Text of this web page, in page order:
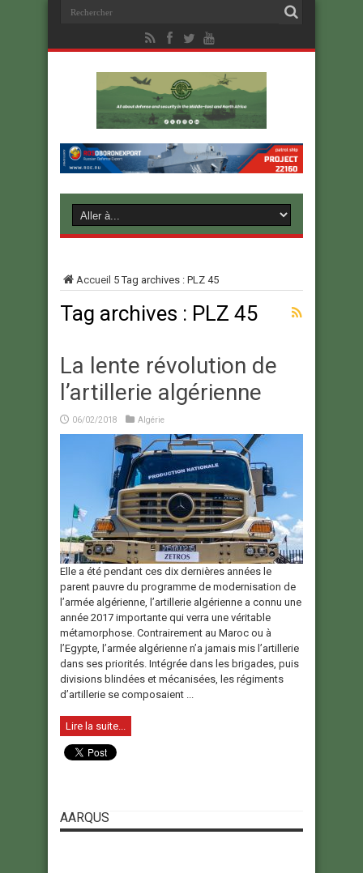
Accueil 5Tag archives : PLZ 45
Tag archives : PLZ 45
La lente révolution de
l’artillerie algérienne
06/02/2018 Algérie
Elle a été pendant ces dix dernières années le
parent pauvre du programme de modernisation de
l’armée algérienne, l’artillerie algérienne a connu une
année 2017 importante qui verra une véritable
métamorphose. Contrairement au Maroc ou à
l’Egypte, l’armée algérienne n’a jamais mis l’artillerie
dans ses priorités. Intégrée dans les brigades, puis
divisions blindées et mécanisées, les régiments
d’artillerie se composaient ...
Lire la suite...
AARQUS